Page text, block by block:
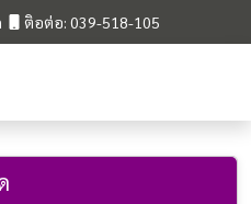
ติอต่อ: 039-518-105